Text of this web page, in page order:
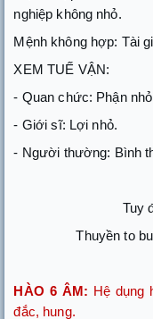
nghiệp không nhỏ.
Mệnh không hợp: Tài
XEM TUẾ VẬN:
- Quan chức: Phận
- Giới sĩ: Lợi nhỏ.
- Người thường: Bình
Tuy
Thuyền to
HÀO 6 ÂM: Hệ dụng
đắc, hung.